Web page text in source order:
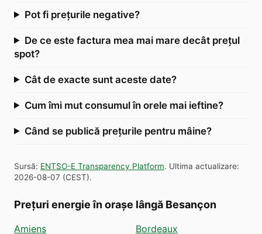
Pot fi prețurile negative?
De ce este factura mea mai mare decât prețul
spot?
Cât de exacte sunt aceste date?
Cum îmi mut consumul în orele mai ieftine?
Când se publică prețurile pentru mâine?
Sursă: ENTSO-E Transparency Platform. Ultima actualizare:
2026-08-07 (CEST).
Prețuri energie în orașe lângă Besançon
Amiens
Bordeaux